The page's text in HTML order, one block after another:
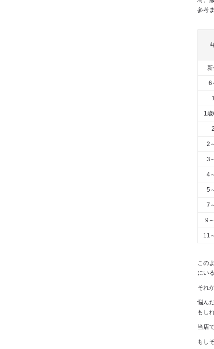
参考
6
1歳
2
3
4
5
7
9
11
この
にい
それ
悩ん
もし
当店
もし